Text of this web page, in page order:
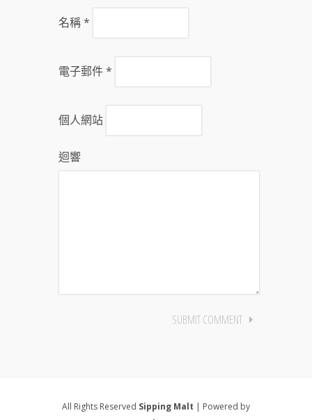
名稱*
電子郵件*
個人網站
迴響
All Rights Reserved Sipping Malt | Powered by